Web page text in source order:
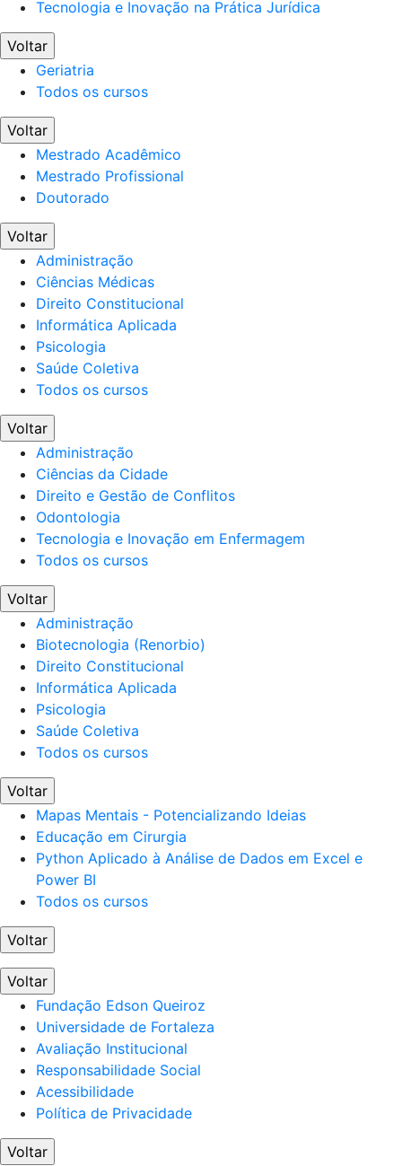
Tecnologia e Inovação na Prática Jurídica
Voltar
Geriatria
Todos os cursos
Voltar
Mestrado Acadêmico
Mestrado Profissional
Doutorado
Voltar
Administração
Ciências Médicas
Direito Constitucional
Informática Aplicada
Psicologia
Saúde Coletiva
Todos os cursos
Voltar
Administração
Ciências da Cidade
Direito e Gestão de Conflitos
Odontologia
Tecnologia e Inovação em Enfermagem
Todos os cursos
Voltar
Administração
Biotecnologia (Renorbio)
Direito Constitucional
Informática Aplicada
Psicologia
Saúde Coletiva
Todos os cursos
Voltar
Mapas Mentais - Potencializando Ideias
Educação em Cirurgia
Python Aplicado à Análise de Dados em Excel e
Power BI
Todos os cursos
Voltar
Voltar
Fundação Edson Queiroz
Universidade de Fortaleza
Avaliação Institucional
Responsabilidade Social
Acessibilidade
Política de Privacidade
Voltar